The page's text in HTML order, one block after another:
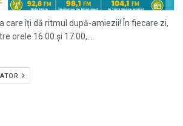
care îți dă ritmul după-amiezii! În fiecare zi,
orele 16:00 și 17:00,...